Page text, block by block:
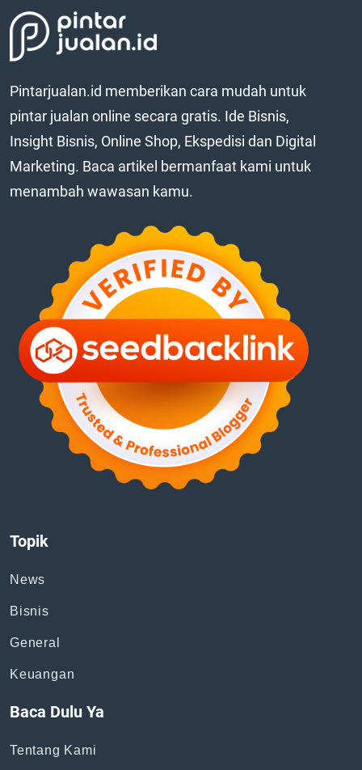
Pintarjualan.id memberikan cara mudah untuk
pintar jualan online secara gratis. Ide Bisnis,
Insight Bisnis, Online Shop, Ekspedisi dan Digital
Marketing. Baca artikel bermanfaat kami untuk
menambah wawasan kamu.
Topik
News
Bisnis
General
Keuangan
Baca Dulu Ya
Tentang Kami